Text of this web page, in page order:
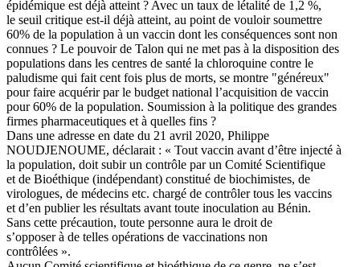
épidémique est déjà atteint ? Avec un taux de létalité de 1,2 %,
le seuil critique est-il déjà atteint, au point de vouloir soumettre
60% de la population à un vaccin dont les conséquences sont non
connues ? Le pouvoir de Talon qui ne met pas à la disposition des
populations dans les centres de santé la chloroquine contre le
paludisme qui fait cent fois plus de morts, se montre "généreux"
pour faire acquérir par le budget national l’acquisition de vaccin
pour 60% de la population. Soumission à la politique des grandes
firmes pharmaceutiques et à quelles fins ?
Dans une adresse en date du 21 avril 2020, Philippe
NOUDJENOUME, déclarait : « Tout vaccin avant d’être injecté à
la population, doit subir un contrôle par un Comité Scientifique
et de Bioéthique (indépendant) constitué de biochimistes, de
virologues, de médecins etc. chargé de contrôler tous les vaccins
et d’en publier les résultats avant toute inoculation au Bénin.
Sans cette précaution, toute personne aura le droit de
s’opposer à de telles opérations de vaccinations non
contrôlées ».